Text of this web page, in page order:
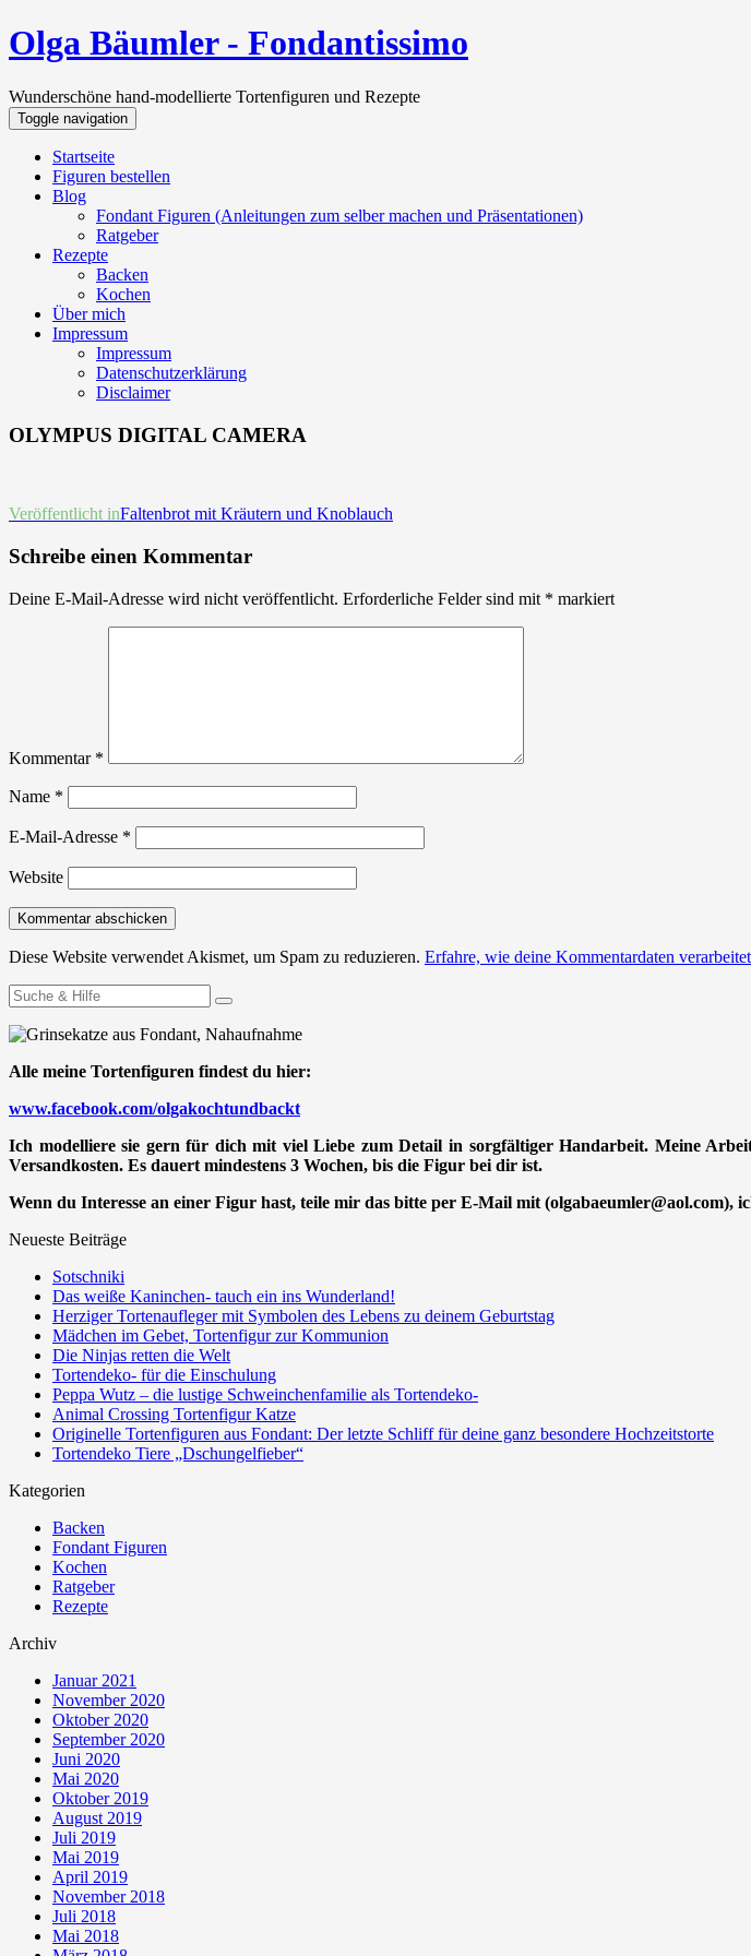
Olga Bäumler - Fondantissimo
Wunderschöne hand-modellierte Tortenfiguren und Rezepte
Toggle navigation
Startseite
Figuren bestellen
Blog
Fondant Figuren (Anleitungen zum selber machen und Präsentationen)
Ratgeber
Rezepte
Backen
Kochen
Über mich
Impressum
Impressum
Datenschutzerklärung
Disclaimer
OLYMPUS DIGITAL CAMERA
Beitrags-
Veröffentlicht inFaltenbrot mit Kräutern und Knoblauch
Schreibe einen Kommentar
Deine E-Mail-Adresse wird nicht veröffentlicht. Erforderliche Felder sind mit * markiert
Kommentar *
Name *
E-Mail-Adresse *
Website
Diese Website verwendet Akismet, um Spam zu reduzieren. Erfahre, wie deine Kommentardaten
Suchen
nach:
Alle meine Tortenfiguren findest du hier:
www.facebook.com/olgakochtundbackt
Ich modelliere sie gern für dich mit viel Liebe zum Detail in sorgfältiger Handarbeit. Meine
Versandkosten. Es dauert mindestens 3 Wochen, bis die Figur bei dir ist.
Wenn du Interesse an einer Figur hast, teile mir das bitte per E-Mail mit (olgabaeumler@aol.com),
Neueste Beiträge
Sotschniki
Das weiße Kaninchen- tauch ein ins Wunderland!
Herziger Tortenaufleger mit Symbolen des Lebens zu deinem Geburtstag
Mädchen im Gebet, Tortenfigur zur Kommunion
Die Ninjas retten die Welt
Tortendeko- für die Einschulung
Peppa Wutz – die lustige Schweinchenfamilie als Tortendeko-
Animal Crossing Tortenfigur Katze
Originelle Tortenfiguren aus Fondant: Der letzte Schliff für deine ganz besondere Hochzeitstorte
Tortendeko Tiere „Dschungelfieber“
Kategorien
Backen
Fondant Figuren
Kochen
Ratgeber
Rezepte
Archiv
Januar 2021
November 2020
Oktober 2020
September 2020
Juni 2020
Mai 2020
Oktober 2019
August 2019
Juli 2019
Mai 2019
April 2019
November 2018
Juli 2018
Mai 2018